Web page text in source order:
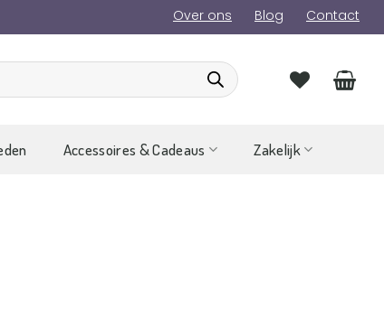
Over ons Blog Contact
Accessoires & Cadeaus Zakelijk